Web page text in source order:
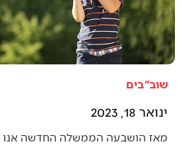
שוב"בים
ינואר 18, 2023
מאז הושבעה הממשלה החדשה אנו